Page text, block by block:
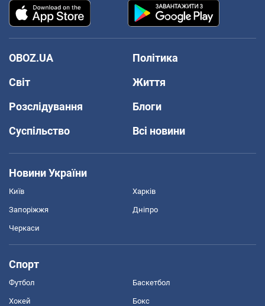
OBOZ.UA
Політика
Світ
Життя
Розслідування
Блоги
Суспільство
Всі новини
Новини України
Київ Харків
Запоріжжя Дніпро
Черкаси
Спорт
Футбол Баскетбол
Хокей Бокс